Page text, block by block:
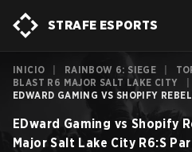
STRAFE ESPORTS
INICIO RAINBOW 6: SIEGE
BLAST R6 MAJOR SALT LAKE CITY
EDWARD GAMING VS SHOPIFY
EDward Gaming vs Shopify
Major Salt Lake City R6:S